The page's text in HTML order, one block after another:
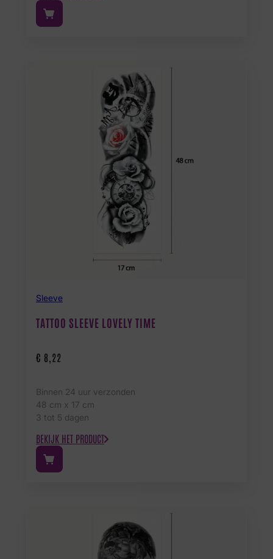
Sleeve
TATTOO SLEEVE LOVELY TIME
€ 8,22
Binnen 24 uur verzonden
48 cm x 17 cm
3 tot 5 dagen
BEKIJK HET PRODUCT